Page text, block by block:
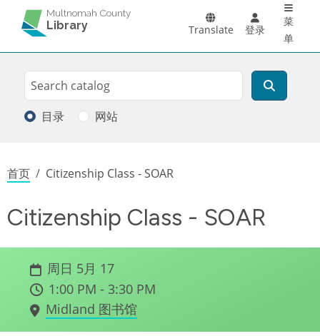
跳转到主要内容Multnomah County
Library Translate 登录
菜
单
Search
搜索
目录 网站
面包屑
首页 Citizenship Class - SOAR
Citizenship Class - SOAR
周日 5月 17
1:00 PM - 3:30 PM
Midland 图书馆